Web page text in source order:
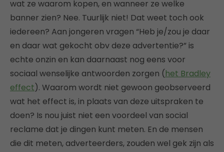
wat ze waarom kopen, en wanneer ze welke
banner zien? Nee. Tuurlijk niet! Dat weet toch ook
iedereen? Aan jongeren vragen “Heb je/zou je daar
en daar wat gekocht obv deze advertentie?” is
echte onzin en kan daarnaast nog eens voor
sociaal wenselijke antwoorden zorgen (het Bradley
effect). Waarom wordt niet gewoon geobserveerd
wat het effect is, in plaats van deze uitspraken te
doen? Is nou juist niet een voordeel van social
reclame dat je dingen kunt meten. En de mensen
die dit meten, adverteerders, zouden wel gek zijn als